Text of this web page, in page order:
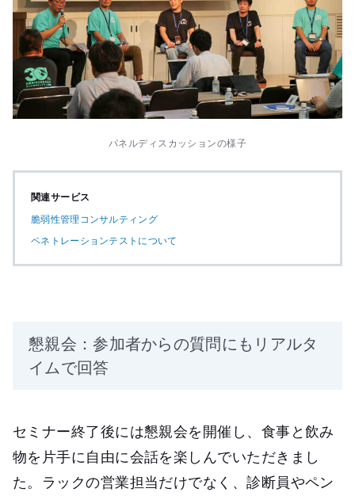
パネルディスカッションの様子
関連サービス
脆弱性管理コンサルティング
ペネトレーションテストについて
懇親会：参加者からの質問にもリアルタ
イムで回答
セミナー終了後には懇親会を開催し、食事と飲み
物を片手に自由に会話を楽しんでいただきまし
た。ラックの営業担当だけでなく、診断員やペン